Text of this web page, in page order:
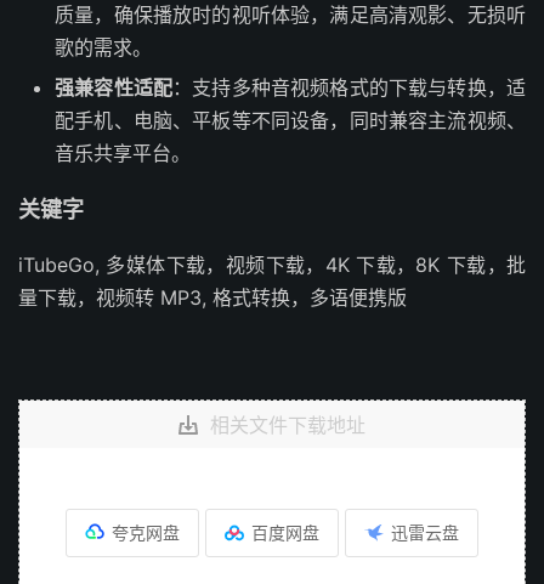
质量，确保播放时的视听体验，满足高清观影、无损听
歌的需求。
强兼容性适配：支持多种音视频格式的下载与转换，适
配手机、电脑、平板等不同设备，同时兼容主流视频、
音乐共享平台。
关键字
iTubeGo, 多媒体下载，视频下载，4K 下载，8K 下载，批
量下载，视频转 MP3, 格式转换，多语便携版
相关文件下载地址
夸克网盘 百度网盘 迅雷云盘